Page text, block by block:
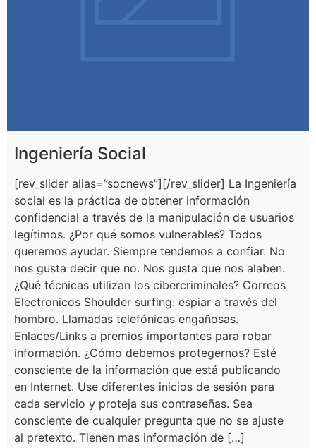
Ingeniería Social
[rev_slider alias=”socnews”][/rev_slider] La Ingeniería
social es la práctica de obtener información
confidencial a través de la manipulación de usuarios
legítimos. ¿Por qué somos vulnerables? Todos
queremos ayudar.​ Siempre tendemos a confiar. No
nos gusta decir que no​. Nos gusta que nos alaben.​
¿Qué técnicas utilizan los cibercriminales? Correos
Electronicos​ Shoulder surfing​: espiar a través del
hombro. Llamadas telefónicas​ engañosas.
Enlaces/Links a premios importantes para robar
información. ¿Cómo debemos protegernos? Esté
consciente de la información que está publicando
en Internet. Use diferentes inicios de sesión para
cada servicio y proteja sus contraseñas. Sea
consciente de cualquier pregunta que no se ajuste
al pretexto.​​ Tienen mas información de […]